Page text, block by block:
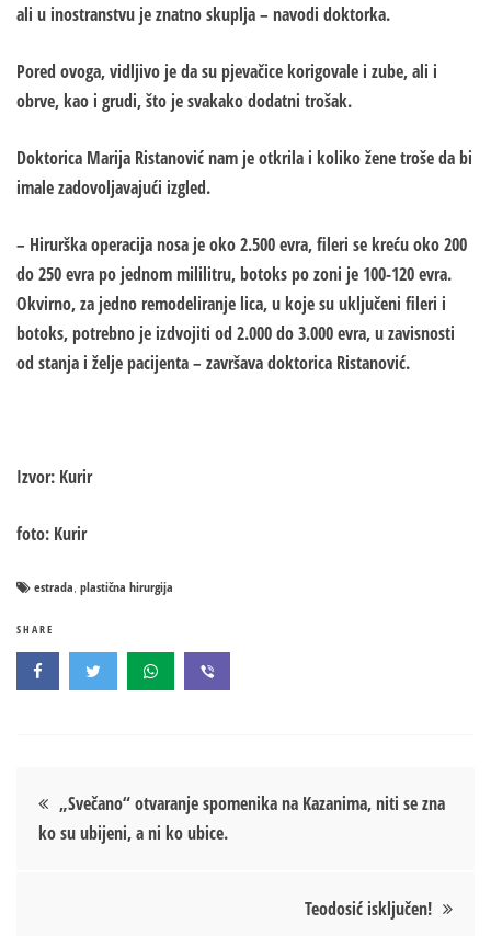
ali u inostranstvu je znatno skuplja – navodi doktorka.
Pored ovoga, vidljivo je da su pjevačice korigovale i zube, ali i
obrve, kao i grudi, što je svakako dodatni trošak.
Doktorica Marija Ristanović nam je otkrila i koliko žene troše da bi
imale zadovoljavajući izgled.
– Hirurška operacija nosa je oko 2.500 evra, fileri se kreću oko 200
do 250 evra po jednom mililitru, botoks po zoni je 100-120 evra.
Okvirno, za jedno remodeliranje lica, u koje su uključeni fileri i
botoks, potrebno je izdvojiti od 2.000 do 3.000 evra, u zavisnosti
od stanja i želje pacijenta – završava doktorica Ristanović.
Izvor: Kurir
foto: Kurir
estrada plastična hirurgija
SHARE
Кретање
чланка
„Svečano“ otvaranje spomenika na Kazanima, niti se zna
ko su ubijeni, a ni ko ubice.
Teodosić isključen!